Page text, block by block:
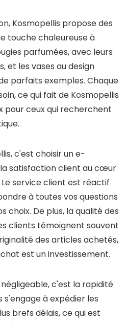
Kosmopellis propose des
touche chaleureuse à
parfumées, avec leurs
et les vases au design
parfaits exemples. Chaque
ce qui fait de Kosmopellis
pour ceux qui recherchent
c'est choisir un e-
satisfaction client au cœur
service client est réactif
à toutes vos questions
choix. De plus, la qualité des
clients témoignent souvent
des articles achetés,
est un investissement.
c'est la rapidité
s'engage à expédier les
brefs délais, ce qui est